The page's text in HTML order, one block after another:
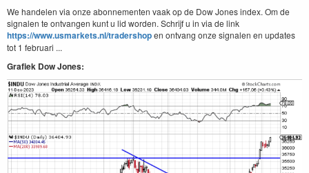
We handelen via onze abonnementen vaak op de Dow Jones index. Om de
signalen te ontvangen kunt u lid worden. Schrijf u in via de link
https://www.usmarkets.nl/tradershopen ontvang onze signalen en updates
tot 1 februari ...
Grafiek Dow Jones: